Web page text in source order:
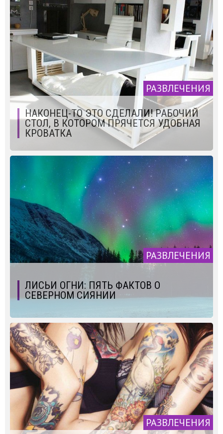
РАЗВЛЕЧЕНИЯ
НАКОНЕЦ-ТО ЭТО СДЕЛАЛИ! РАБОЧИЙ
СТОЛ, В КОТОРОМ ПРЯЧЕТСЯ УДОБНАЯ
КРОВАТКА
РАЗВЛЕЧЕНИЯ
ЛИСЬИ ОГНИ: ПЯТЬ ФАКТОВ О
СЕВЕРНОМ СИЯНИИ
РАЗВЛЕЧЕНИЯ